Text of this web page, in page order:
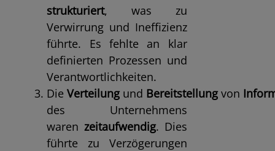
strukturiert, was zu
Verwirrung und Ineffizienz
führte. Es fehlte an klar
definierten Prozessen und
Verantwortlichkeiten.
DieVerteilung und Bereitstellungvon
des Unternehmens
warenzeitaufwendig. Dies
führte zu Verzögerungen